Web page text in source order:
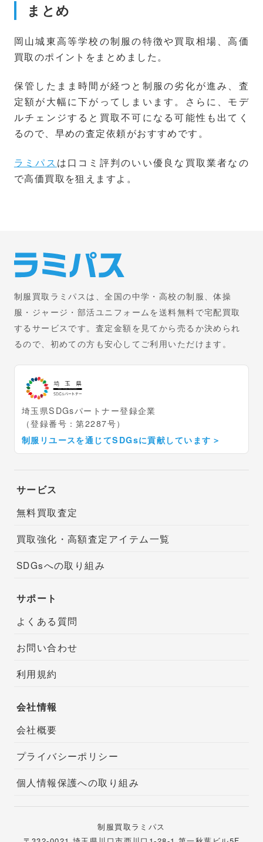
まとめ
岡山城東高等学校の制服の特徴や買取相場、高価
買取のポイントをまとめました。
保管したまま時間が経つと制服の劣化が進み、査
定額が大幅に下がってしまいます。さらに、モデ
ルチェンジすると買取不可になる可能性も出てく
るので、早めの査定依頼がおすすめです。
ラミパス は口コミ評判のいい優良な買取業者なの
で高価買取を狙えますよ。
制服買取ラミパスは、全国の中学・高校の制服、体操
服・ジャージ・部活ユニフォームを送料無料で宅配買取
するサービスです。査定金額を見てから売るか決められ
るので、初めての方も安心してご利用いただけます。
埼玉県SDGsパートナー登録企業
（登録番号：第2287号）
制服リユースを通じてSDGsに貢献しています ＞
サービス
無料買取査定
買取強化・高額査定アイテム一覧
SDGsへの取り組み
サポート
よくある質問
お問い合わせ
利用規約
会社情報
会社概要
プライバシーポリシー
個人情報保護への取り組み
制服買取ラミパス